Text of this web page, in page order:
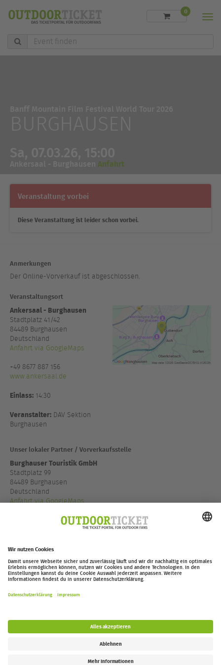
Event
finden
0
Anfahrt
Veranstaltung vorbei
Diese Veranstaltung ist leider schon vorbei.
Anmerkungen
Der Online-Vorverkauf ist abgeschlossen.
Veranstaltungsort
Ankersaal - Burghausen
Stadtplatz 41/42
84489 Burghausen
Deutschland
Anfahrt via GoogleMaps
+49 8677 887 156
www.ankersaal.de
Einlass: 14:30
Veranstalter: DAV Sektion
Burghausen
Unser lokaler Partner / Vorverkaufsstelle
Burghauser Touristik GmbH
Stadtplatz 99
84489 Burghausen
Deutschland
Anfahrt via GoogleMaps
www.visit-burghausen.com
outdoor-ticket.net– Ein Projekt von
Barrierefreiheitserklärung
Follow us: